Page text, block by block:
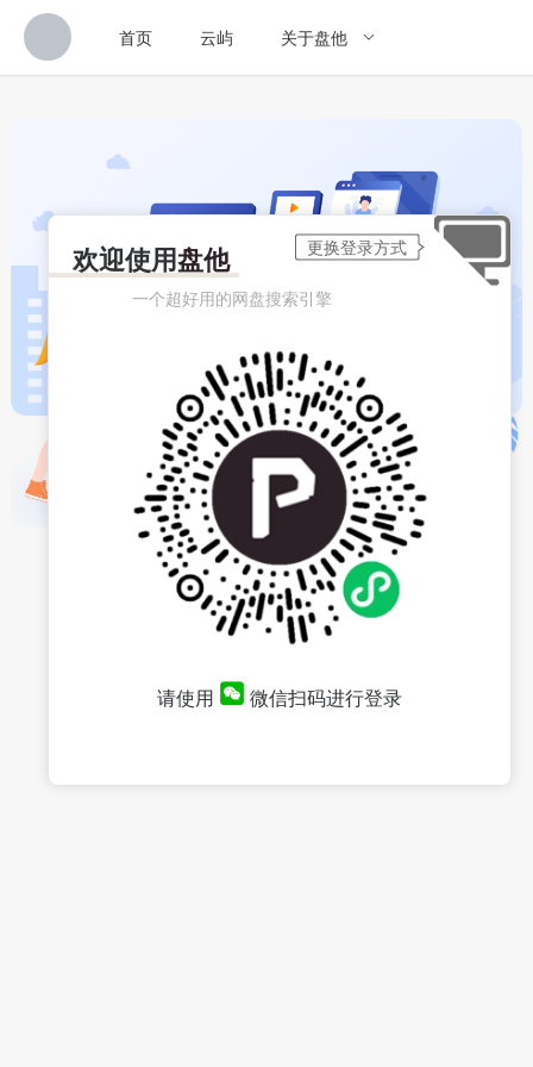
首页 云屿 关于盘他
欢迎使用盘他
一个超好用的网盘搜索引擎
请使用 微信扫码进行登录